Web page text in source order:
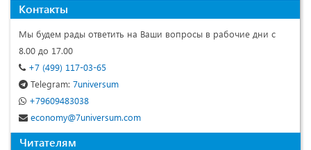
Контакты
Мы будем рады ответить на Ваши вопросы в рабочие дни с
8.00 до 17.00
+7 (499) 117-03-65
Telegram: 7universum
+79609483038
economy@7universum.com
Читателям